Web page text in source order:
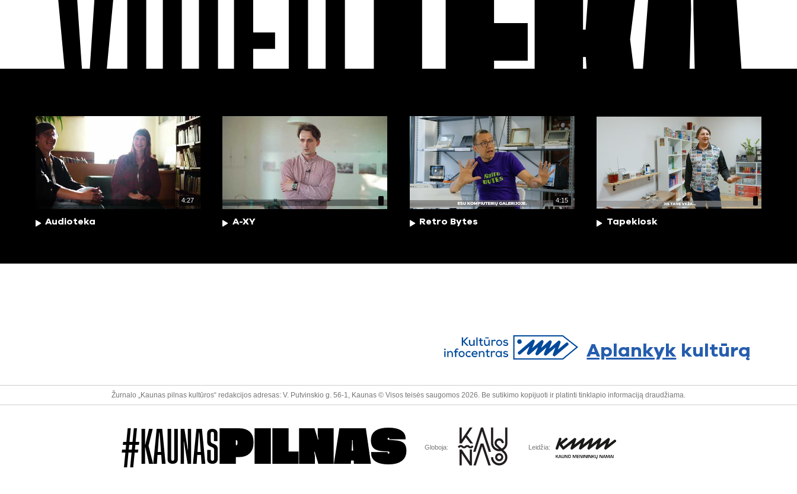
VIDEOTEKA
4:27
Audioteka A-XY
4:15
Retro Bytes Tapekiosk
Aplankyk kultūrą
Žurnalo „Kaunas pilnas kultūros“ redakcijos adresas: V. Putvinskio g. 56-1, Kaunas © Visos teisės saugomos 2026. Be sutikimo kopijuoti ir platinti tinklapio informaciją draudžiama.
#KAUNAS PILNAS Globoja: Leidžia: